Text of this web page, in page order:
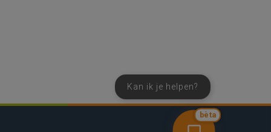
bèta
Kan ik je helpen?